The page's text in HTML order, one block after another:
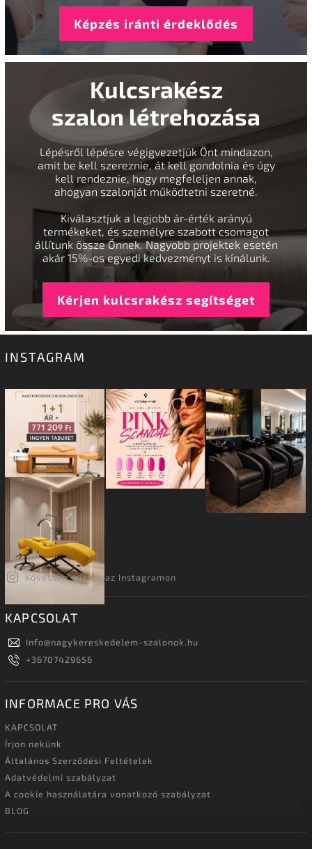
Képzés iránti érdeklődés
Kulcsrakész
szalon létrehozása
Lépésről lépésre végigvezetjük Önt mindazon,
amit be kell szereznie, át kell gondolnia és úgy
kell rendeznie, hogy megfeleljen annak,
ahogyan szalonját működtetni szeretné.
Kiválasztjuk a legjobb ár-érték arányú
termékeket, és személyre szabott csomagot
állítunk össze Önnek. Nagyobb projektek esetén
akár 15%-os egyedi kedvezményt is kínálunk.
Kérjen kulcsrakész segítséget
INSTAGRAM
Kövessen minket az Instagramon
KAPCSOLAT
Info@nagykereskedelem-szalonok.hu
+36707429656
INFORMACE PRO VÁS
KAPCSOLAT
Írjon nekünk
Általános Szerződési Feltételek
Adatvédelmi szabályzat
A cookie használatára vonatkozó szabályzat
BLOG